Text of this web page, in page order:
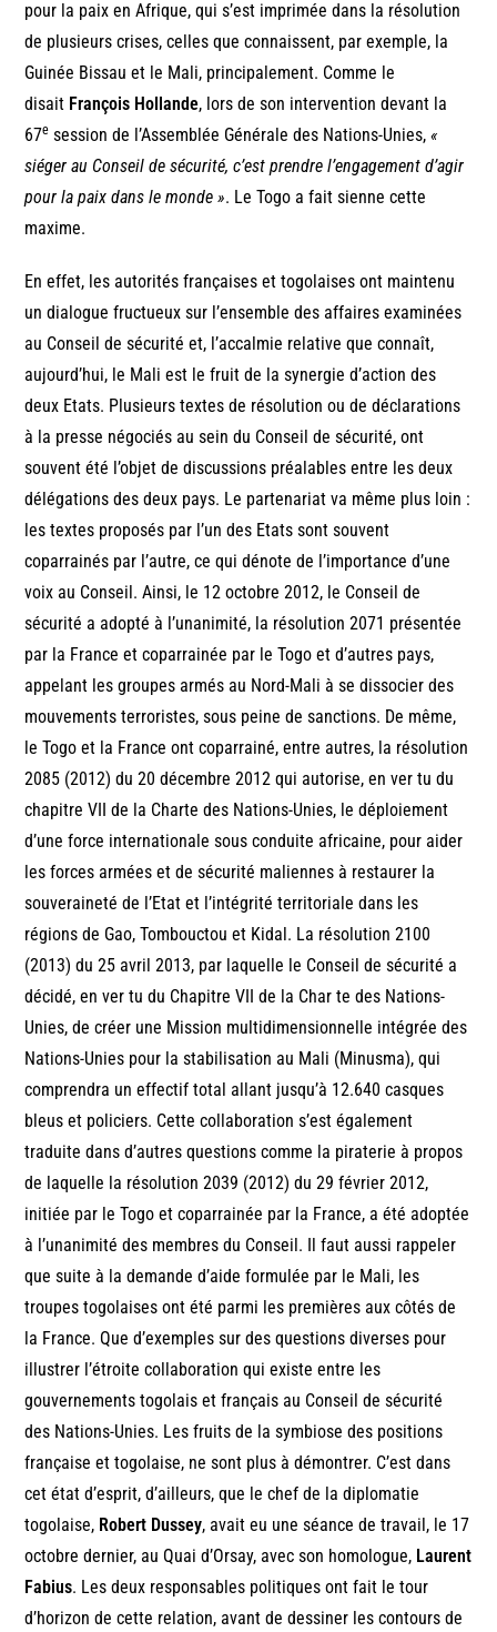
pour la paix en Afrique, qui s’est imprimée dans la résolution
de plusieurs crises, celles que connaissent, par exemple, la
Guinée Bissau et le Mali, principalement. Comme le
disait François Hollande, lors de son intervention devant la
67e session de l’Assemblée Générale des Nations-Unies,«
siéger au Conseil de sécurité, c’est prendre l’engagement d’agir
pour la paix dans le monde ». Le Togo a fait sienne cette
maxime.
En effet, les autorités françaises et togolaises ont maintenu
un dialogue fructueux sur l’ensemble des affaires examinées
au Conseil de sécurité et, l’accalmie relative que connaît,
aujourd’hui, le Mali est le fruit de la synergie d’action des
deux Etats. Plusieurs textes de résolution ou de déclarations
à la presse négociés au sein du Conseil de sécurité, ont
souvent été l’objet de discussions préalables entre les deux
délégations des deux pays. Le partenariat va même plus loin :
les textes proposés par l’un des Etats sont souvent
coparrainés par l’autre, ce qui dénote de l’importance d’une
voix au Conseil. Ainsi, le 12 octobre 2012, le Conseil de
sécurité a adopté à l’unanimité, la résolution 2071 présentée
par la France et coparrainée par le Togo et d’autres pays,
appelant les groupes armés au Nord-Mali à se dissocier des
mouvements terroristes, sous peine de sanctions. De même,
le Togo et la France ont coparrainé, entre autres, la résolution
2085 (2012) du 20 décembre 2012 qui autorise, en ver tu du
chapitre VII de la Charte des Nations-Unies, le déploiement
d’une force internationale sous conduite africaine, pour aider
les forces armées et de sécurité maliennes à restaurer la
souveraineté de l’Etat et l’intégrité territoriale dans les
régions de Gao, Tombouctou et Kidal. La résolution 2100
(2013) du 25 avril 2013, par laquelle le Conseil de sécurité a
décidé, en ver tu du Chapitre VII de la Char te des Nations-
Unies, de créer une Mission multidimensionnelle intégrée des
Nations-Unies pour la stabilisation au Mali (Minusma), qui
comprendra un effectif total allant jusqu’à 12.640 casques
bleus et policiers. Cette collaboration s’est également
traduite dans d’autres questions comme la piraterie à propos
de laquelle la résolution 2039 (2012) du 29 février 2012,
initiée par le Togo et coparrainée par la France, a été adoptée
à l’unanimité des membres du Conseil. Il faut aussi rappeler
que suite à la demande d’aide formulée par le Mali, les
troupes togolaises ont été parmi les premières aux côtés de
la France. Que d’exemples sur des questions diverses pour
illustrer l’étroite collaboration qui existe entre les
gouvernements togolais et français au Conseil de sécurité
des Nations-Unies. Les fruits de la symbiose des positions
française et togolaise, ne sont plus à démontrer. C’est dans
cet état d’esprit, d’ailleurs, que le chef de la diplomatie
togolaise, Robert Dussey, avait eu une séance de travail, le 17
octobre dernier, au Quai d’Orsay, avec son homologue, Laurent
Fabius. Les deux responsables politiques ont fait le tour
d’horizon de cette relation, avant de dessiner les contours de